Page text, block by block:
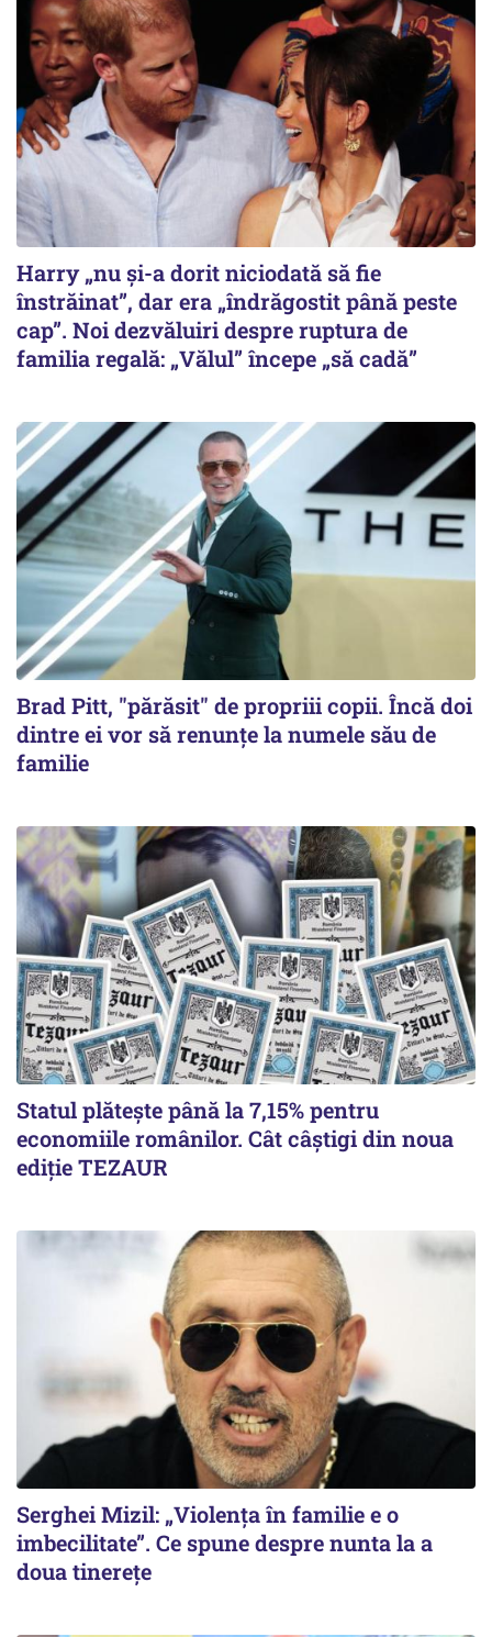
Harry „nu și-a dorit niciodată să fie
înstrăinat”, dar era „îndrăgostit până peste
cap”. Noi dezvăluiri despre ruptura de
familia regală: „Vălul” începe „să cadă”
Brad Pitt, "părăsit" de propriii copii. Încă doi
dintre ei vor să renunțe la numele său de
familie
Statul plătește până la 7,15% pentru
economiile românilor. Cât câștigi din noua
ediție TEZAUR
Serghei Mizil: „Violența în familie e o
imbecilitate”. Ce spune despre nunta la a
doua tinerețe